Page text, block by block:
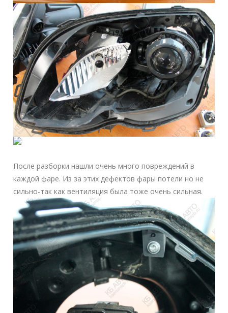
После разборки нашли очень много повреждений в
каждой фаре. Из за этих дефектов фары потели но не
сильно-так как вентиляция была тоже очень сильная.